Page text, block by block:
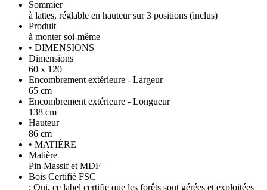
Sommier
à lattes, réglable en hauteur sur 3 positions (inclus)
Produit
à monter soi-même
• DIMENSIONS
Dimensions
60 x 120
Encombrement extérieure - Largeur
65 cm
Encombrement extérieure - Longueur
138 cm
Hauteur
86 cm
• MATIÈRE
Matière
Pin Massif et MDF
Bois Certifié FSC
: Oui, ce label certifie que les forêts sont gérées et exploitées